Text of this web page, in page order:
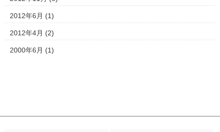
2012年6月 (1)
2012年4月 (2)
2000年6月 (1)